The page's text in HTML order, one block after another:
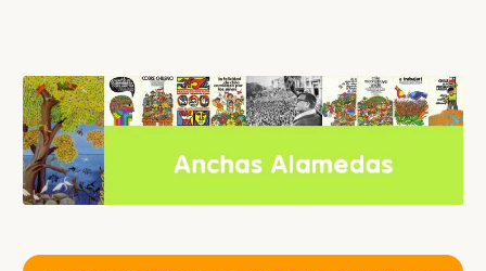
contenido